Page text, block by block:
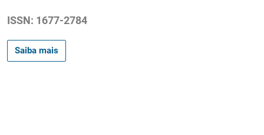
ISSN: 1677-2784
Saiba mais